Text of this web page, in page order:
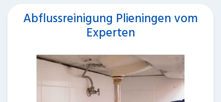
Abflussreinigung Plieningen vom
Experten